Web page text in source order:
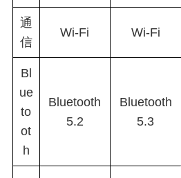
通
信
Wi-Fi Wi-Fi
Bl
ue
to
ot
h
Bluetooth
5.2
Bluetooth
5.3